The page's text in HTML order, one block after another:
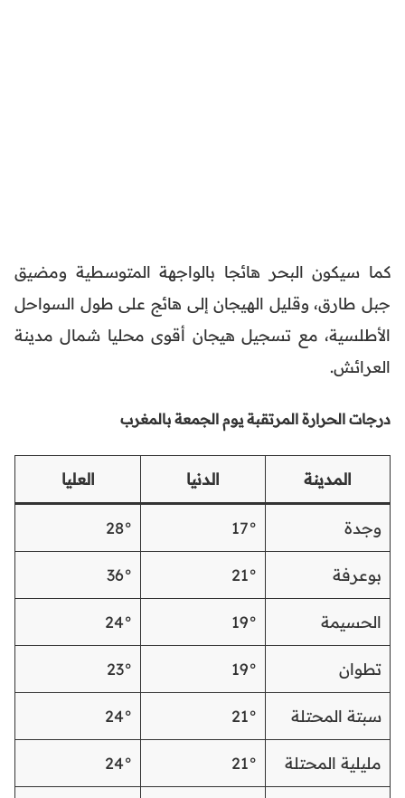
كما سيكون البحر هائجا بالواجهة المتوسطية ومضيق
جبل طارق، وقليل الهيجان إلى هائج على طول السواحل
الأطلسية، مع تسجيل هيجان أقوى محليا شمال مدينة
العرائش.
درجات الحرارة المرتقبة يوم الجمعة بالمغرب
المدينة الدنيا العليا
وجدة 17°
28°
بوعرفة 21°
36°
الحسيمة 19°
24°
تطوان 19°
23°
سبتة المحتلة 21°
24°
مليلية المحتلة 21°
24°